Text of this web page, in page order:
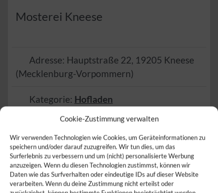
Cookie-Zustimmung verwalten
Wir verwenden Technologien wie Cookies, um Geräteinformationen zu
speichern und/oder darauf zuzugreifen. Wir tun dies, um das
Surferlebnis zu verbessern und um (nicht) personalisierte Werbung
anzuzeigen. Wenn du diesen Technologien zustimmst, können wir
Daten wie das Surfverhalten oder eindeutige IDs auf dieser Website
verarbeiten. Wenn du deine Zustimmung nicht erteilst oder
Mosterei Kneese
Adresse: Hauptstraße 22, 19205 Kneese
(Mecklenburg-Vorpommern)
Kategorie: Hofladen
Verkauf von: Äpfel,Apfelsaft,Apfelwein
Honig,Obst,ObstlerundSaft
: